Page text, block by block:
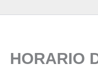
HORARIO